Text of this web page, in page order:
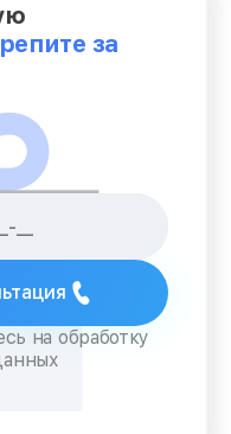
за
на обработку